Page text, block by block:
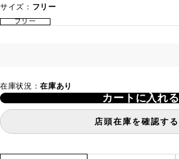
サイズ： フリー
フリー
在庫状況：在庫あり
カートに入れる
店頭在庫を確認する